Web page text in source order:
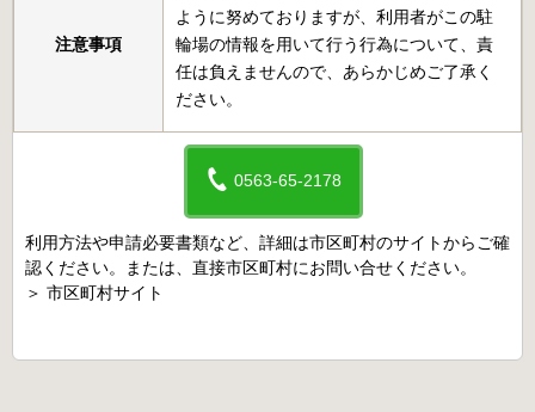
注意事項
ように努めておりますが、利用者がこの駐
輪場の情報を用いて行う行為について、責
任は負えませんので、あらかじめご了承く
ださい。
0563-65-2178
利用方法や申請必要書類など、詳細は市区町村のサイトからご確
認ください。または、直接市区町村にお問い合せください。
＞ 市区町村サイト